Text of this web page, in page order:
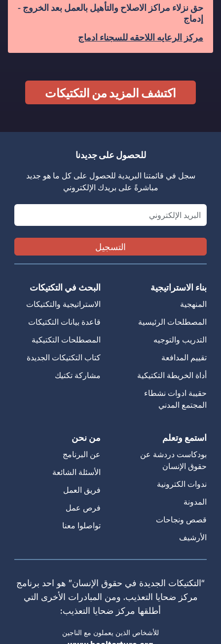
حق نزلاء مراكز الاصلاح والتأهيل بالعمل بعد الخروج -
إدماج
مركز الرعايه اللاحقه للسجناء ادماج
اكتشف المزيد من التكتيكات
للحصول على جديدنا
سجل في قائمتنا البريدية للحصول على كل ما هو جديد
مباشرةً على بريدك الإلكتروني
Email
بناء الاستراتيجية
المنهجية
المصطلحات الرئيسية
التدريب والتوجيه
تقييم المدافعة
أداة الخريطة التكتيكية
حقيبة ادوات نشطاء
المجتمع المدني
البحث في التكتيكات
الاستراتيجية والتكتيكات
قاعدة بيانات التكتيكات
المصطلحات التكتيكية
كتاب التكتيكات الجديدة
مشاركة تكتيك
استمع وتعلم
بودكاست دردشة عن
حقوق الإنسان
ندوات الكترونية
المدونة
قصص ونجاحات
الأرشيف
من نحن
عن البرنامج
الأسئلة الشائعة
فريق العمل
فرص عمل
تواصلوا معنا
“التكتيكات الجديدة في حقوق الإنسان” هو احد برنامج
مركز ضحايا التعذيب. ومن المبادرات الأخرى التي
أطلقها مركز ضحايا التعذيب:
للأشخاص الذين يعملون مع الناجين